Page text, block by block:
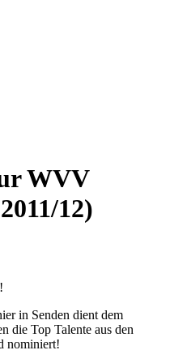
WVV
12)
in Senden dient dem
die Top Talente aus den
nominiert!